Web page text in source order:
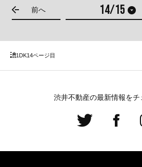
前へ
1DK14ページ目
渋井不動産の最新情報をチ